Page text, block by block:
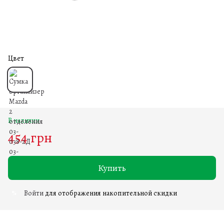
Цвет
В наличии
454 грн
Купить
Войти для отображения накопительной скидки